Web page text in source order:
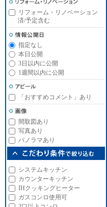
リフォーム・リノベーション
済/予定含む
指定なし
本日公開
3日以内に公開
1週間以内に公開
「おすすめコメント」あり
間取図あり
写真あり
パノラマあり
システムキッチン
カウンターキッチン
IHクッキングヒーター
ガスコンロ使用可